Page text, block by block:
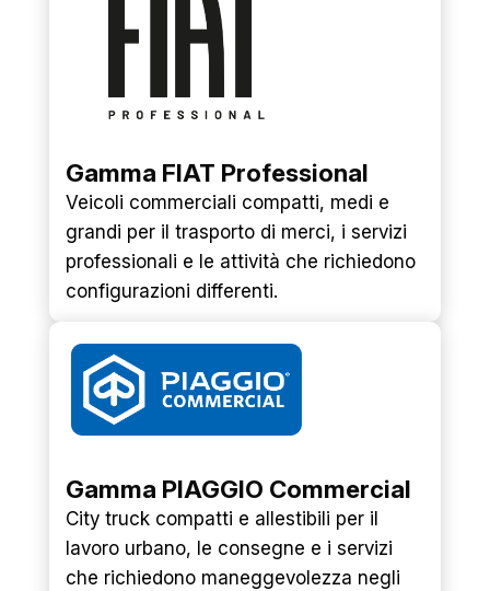
Gamma FIAT Professional
Veicoli commerciali compatti, medi e
grandi per il trasporto di merci, i servizi
professionali e le attività che richiedono
configurazioni differenti.
Gamma PIAGGIO Commercial
City truck compatti e allestibili per il
lavoro urbano, le consegne e i servizi
che richiedono maneggevolezza negli